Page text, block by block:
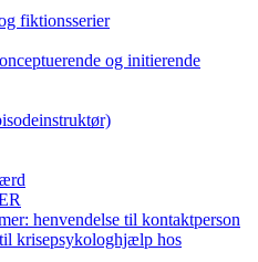
fiktionsserier
og initierende
henvendelse til kontaktperson
krisepsykologhjælp hos